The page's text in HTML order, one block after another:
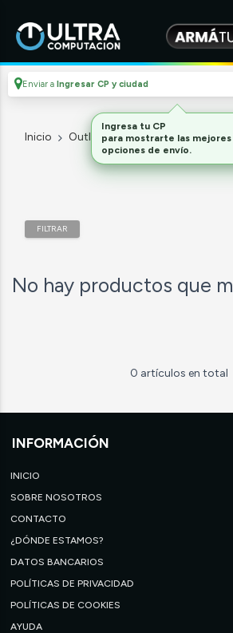
Enviar a Ingresar CP y ciudad
Inicio Outlet Consolas y accesorios
FILTRAR
No hay productos que
0 artículos en total
INFORMACIÓN
INICIO
SOBRE NOSOTROS
CONTACTO
¿DÓNDE ESTAMOS?
DATOS BANCARIOS
POLÍTICAS DE PRIVACIDAD
POLÍTICAS DE COOKIES
AYUDA
Ingresa tu CP
para mostrarte las mejores
opciones de envío.